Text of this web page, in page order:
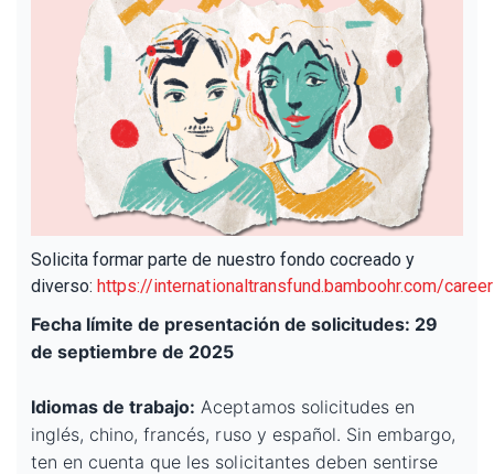
Solicita formar parte de nuestro fondo cocreado y
diverso:https://internationaltransfund.bamboohr.com/
Fecha límite de presentación de solicitudes: 29
de septiembre de 2025
Idiomas de trabajo: Aceptamos solicitudes en
inglés, chino, francés, ruso y español. Sin embargo,
ten en cuenta que les solicitantes deben sentirse